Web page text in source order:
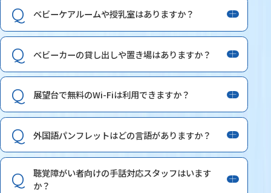
ベビーケアルームや授乳室はありますか？
ベビーカーの貸し出しや置き場はありますか？
展望台で無料のWi-Fiは利用できますか？
外国語パンフレットはどの言語がありますか？
聴覚障がい者向けの手話対応スタッフはいます
か？